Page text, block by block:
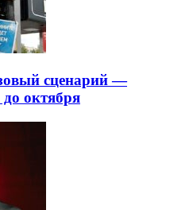
сценарий —
октября